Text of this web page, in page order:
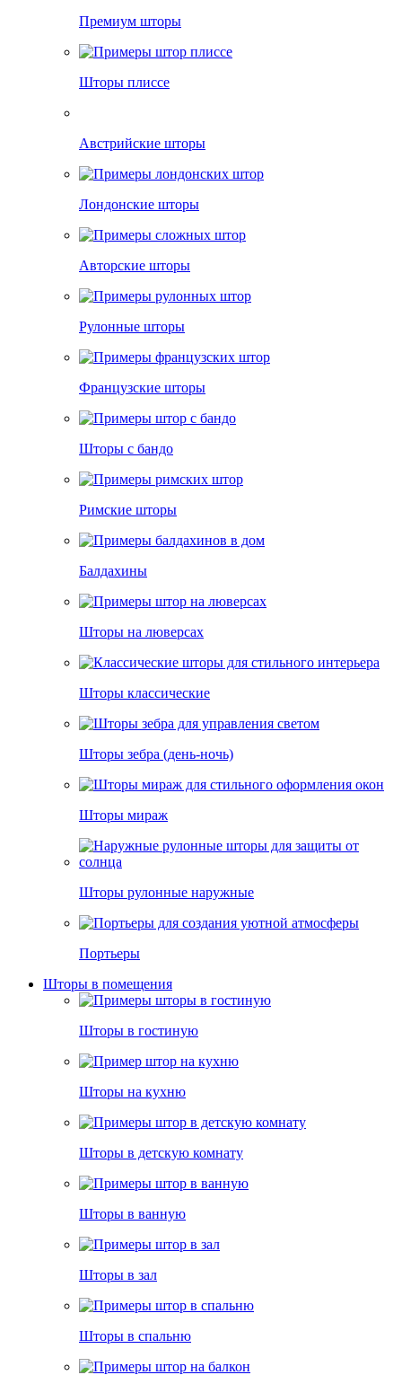
Премиум шторы
Шторы плиссе
Австрийские шторы
Лондонские шторы
Авторские шторы
Рулонные шторы
Французские шторы
Шторы с бандо
Римские шторы
Балдахины
Шторы на люверсах
Шторы классические
Шторы зебра (день-ночь)
Шторы мираж
Шторы рулонные наружные
Портьеры
Шторы в помещения
Шторы в гостиную
Шторы на кухню
Шторы в детскую комнату
Шторы в ванную
Шторы в зал
Шторы в спальню